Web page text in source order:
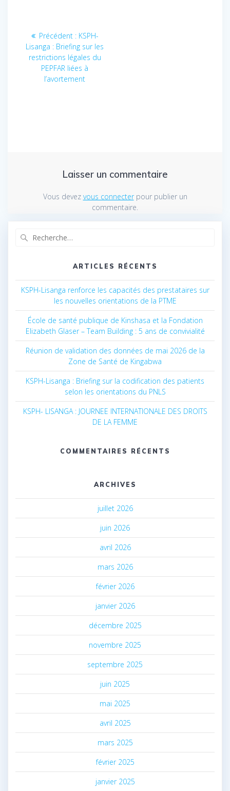
Navigation
l’article
Précédent : Article
précédent
:
KSPH-
Lisanga : Briefing sur les
restrictions légales du
PEPFAR liées à
l’avortement
Laisser un commentaire
Vous devez vous connecterpour publier un
commentaire.
ARTICLES RÉCENTS
KSPH-Lisanga renforce les capacités des prestataires sur
les nouvelles orientations de la PTME
École de santé publique de Kinshasa et la Fondation
Elizabeth Glaser – Team Building : 5 ans de convivialité
Réunion de validation des données de mai 2026 de la
Zone de Santé de Kingabwa
KSPH-Lisanga : Briefing sur la codification des patients
selon les orientations du PNLS
KSPH- LISANGA : JOURNEE INTERNATIONALE DES DROITS
DE LA FEMME
COMMENTAIRES RÉCENTS
ARCHIVES
juillet 2026
juin 2026
avril 2026
mars 2026
février 2026
janvier 2026
décembre 2025
novembre 2025
septembre 2025
juin 2025
mai 2025
avril 2025
mars 2025
février 2025
janvier 2025